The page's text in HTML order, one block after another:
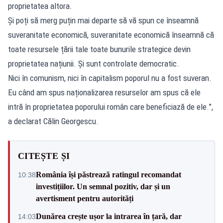
proprietatea altora.
Și poți să merg puțin mai departe să vă spun ce înseamnă
suveranitate economică, suveranitate economică înseamnă că
toate resursele țării tale toate bunurile strategice devin
proprietatea națiunii. Și sunt controlate democratic.
Nici în comunism, nici în capitalism poporul nu a fost suveran.
Eu când am spus naționalizarea resurselor am spus că ele
intră în proprietatea poporului român care beneficiază de ele.”,
a declarat Călin Georgescu.
CITEȘTE ȘI
10:38România își păstrează ratingul recomandat
investițiilor. Un semnal pozitiv, dar și un
avertisment pentru autorități
14:03Dunărea crește ușor la intrarea în țară, dar